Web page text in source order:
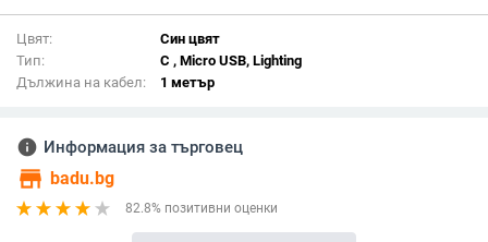
Цвят:
Син цвят
Тип:
C , Micro USB, Lighting
Дължина на кабел:
1 метър
info Информация за търговец
store badu.bg
82.8% позитивни оценки